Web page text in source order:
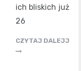
ich bliskich już
26
CZYTAJ DALEJJ